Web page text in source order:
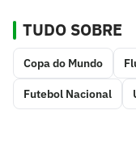
TUDO SOBRE
Copa do Mundo
Futebol Nacional